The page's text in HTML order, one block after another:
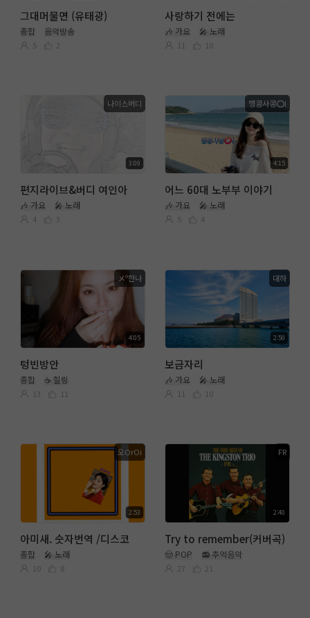
그대머물면 (유태광)
종합 음악방송
5 2
사랑하기 전에는
🎶 가요 🎤 노래
11 10
3:09
나이스버디
편지라이브&버디 여인아
🎶 가요 🎤 노래
4 3
4:15
행콩사콩⭕l
어느 60대 노부부 이야기
🎶 가요 🎤 노래
5 4
4:05
メº한나
텅빈방안
종합 ☕ 힐링
13 11
2:50
대하
보금자리
🎶 가요 🎤 노래
11 10
2:53
오OrOi
아미새. 숫자번역 /디스코
종합 🎤 노래
10 8
2:40
FR
Try to remember(커버곡)
🤠 POP 📻 추억음악
27 21